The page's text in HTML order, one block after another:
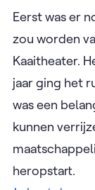
Eerst was er
zou worden
Kaaitheater.
jaar ging het
was een
kunnen
heropstart.